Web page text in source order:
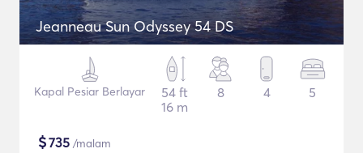
Jeanneau Sun Odyssey 54 DS
Kapal Pesiar Berlayar
54 ft
16 m
8 4 5
$735 /malam